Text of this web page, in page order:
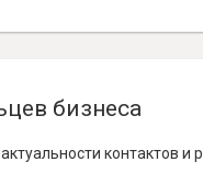
бизнеса
контактов и